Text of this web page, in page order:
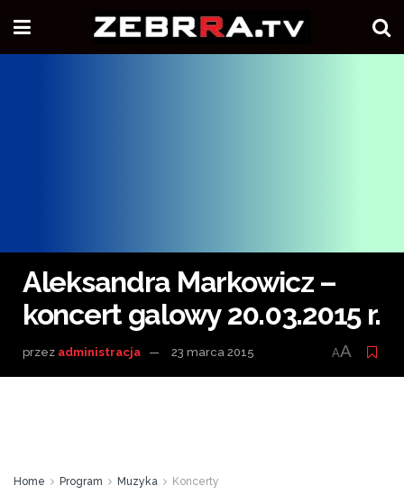
Aleksandra Markowicz –
koncert galowy 20.03.2015 r.
przez administracja 23 marca 2015 AA
Home Program Muzyka Koncerty